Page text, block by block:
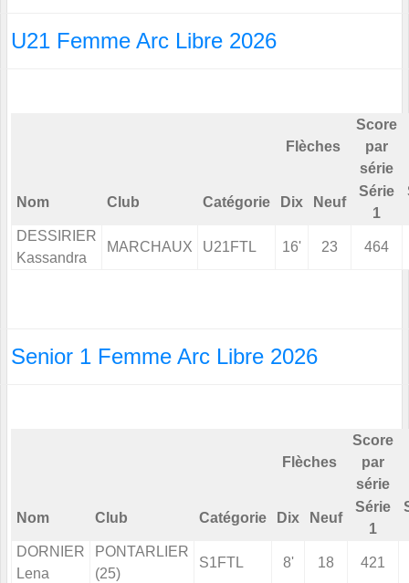
U21 Femme Arc Libre 2026
Flèches
Score
par
série
Nom Club Catégorie Dix Neuf
Série
1
DESSIRIER
Kassandra
MARCHAUX U21FTL 16' 23 464
Senior 1 Femme Arc Libre 2026
Flèches
Score
par
série
Nom Club Catégorie Dix Neuf
Série
1
DORNIER
Lena
PONTARLIER
(25)
S1FTL 8' 18 421